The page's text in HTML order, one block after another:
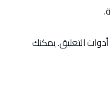
التعليق. يمكنك